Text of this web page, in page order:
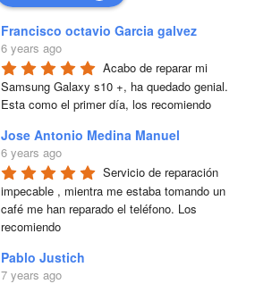
Francisco octavio Garcia galvez
6 years ago
Acabo de reparar mi
Samsung Galaxy s10 +, ha quedado genial.
Esta como el primer día, los recomiendo
Jose Antonio Medina Manuel
6 years ago
Servicio de reparación
impecable , mientra me estaba tomando un
café me han reparado el teléfono. Los
recomiendo
Pablo Justich
7 years ago